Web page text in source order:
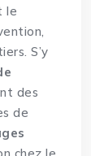
le
S’y
des
de